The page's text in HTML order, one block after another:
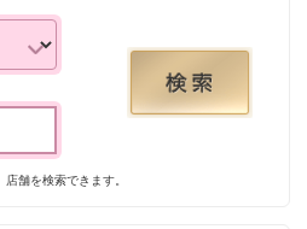
舗を検索できます。